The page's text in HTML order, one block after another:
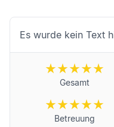
Es wurde kein Text
Gesamt
Betreuung